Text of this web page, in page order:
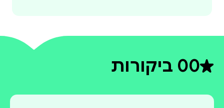
0דירוג ממוצע 0 מתוך 5
0 ביקורות